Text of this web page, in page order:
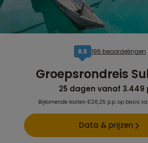
8,5 196 beoordelingen
Groepsrondreis
25 dagen vanaf 3.449
Bijkomende kosten €26,25 p.p. op basis
Data & prijzen